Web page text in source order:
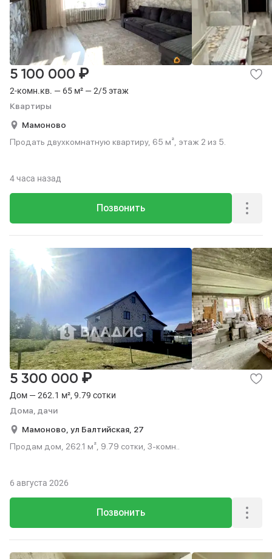
2-комн.кв. — 65 м² — 2/5 этаж
Квартиры
5 100 000 ₽
Мамоново
Продать двухкомнатную квартиру, 65 м², этаж 2 из 5.
Позвонить
4 часа назад
Дом — 262.1 м², 9.79 сотки
Дома, дачи
5 300 000 ₽
Мамоново, ул Балтийская, 27
Продам дом, 262.1 м², 9.79 сотки, 3-комн..
Позвонить
6 августа 2026